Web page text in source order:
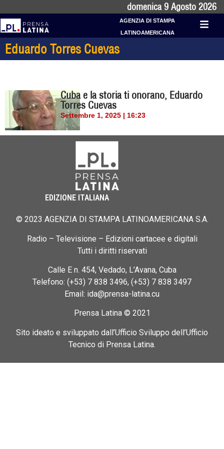
domenica 9 Agosto 2026
AGENZIA DI STAMPA
LATINOAMERICANA
Eduardo Torres Cuevas
Cuba e la storia ti onorano, Eduardo
Torres Cuevas
Settembre 1, 2025 | 16:23
EDIZIONE ITALIANA
© 2023 AGENZIA DI STAMPA LATINOAMERICANA S.A.
Radio – Televisione – Edizioni cartacee e digitali
Tutti i diritti riservati
Calle E n. 454, Vedado, L’Avana, Cuba
Telefono: (+53) 7 838 3496, (+53) 7 838 3497
Email: ida@prensa-latina.cu
Prensa Latina © 2021
Sito ideato e sviluppato dall’Ufficio Sviluppo dell’Ufficio
Tecnico di Prensa Latina.